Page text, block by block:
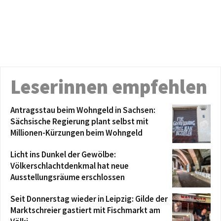
Leserinnen empfehlen
Antragsstau beim Wohngeld in Sachsen:
Sächsische Regierung plant selbst mit
Millionen-Kürzungen beim Wohngeld
Licht ins Dunkel der Gewölbe:
Völkerschlachtdenkmal hat neue
Ausstellungsräume erschlossen
Seit Donnerstag wieder in Leipzig: Gilde der
Marktschreier gastiert mit Fischmarkt am